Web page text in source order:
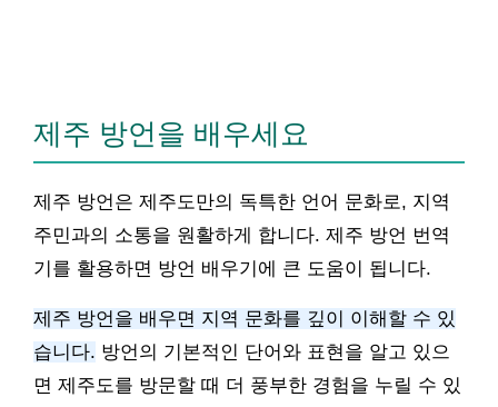
제주 방언을 배우세요
제주 방언은 제주도만의 독특한 언어 문화로, 지역
주민과의 소통을 원활하게 합니다. 제주 방언 번역
기를 활용하면 방언 배우기에 큰 도움이 됩니다.
제주 방언을 배우면 지역 문화를 깊이 이해할 수 있
습니다. 방언의 기본적인 단어와 표현을 알고 있으
면 제주도를 방문할 때 더 풍부한 경험을 누릴 수 있